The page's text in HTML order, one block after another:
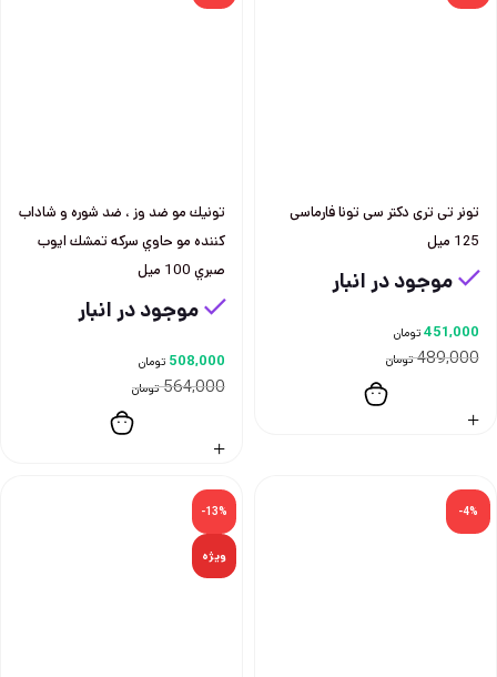
تونر تی تری دکتر سی تونا فارماسی
125 میل
موجود در انبار
489,000 تومان
451,000تومان
تونيك مو ضد وز ، ضد شوره و شاداب
كننده مو حاوي سركه تمشك ايوب
صبري 100 ميل
موجود در انبار
564,000 تومان
508,000 تومان
-4%
-13%
ویژه